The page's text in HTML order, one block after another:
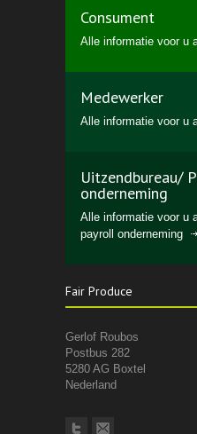
Consument
Alle informatie voor u
Medewerker
Alle informatie voor u
Uitzendbureau/
onderneming
Alle informatie voor u
payroll onderneming
Fair Produce
Gerlof Roubos
Postbus 282
5280 AG Boxtel
Nederland